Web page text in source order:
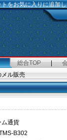
をお気に入りに追加
総合TOP |
メル販売
ム通貨
B302